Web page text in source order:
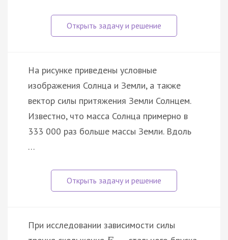
На рисунке приведены условные
изображения Солнца и Земли, а также
вектор силы притяжения Земли Солнцем.
Известно, что масса Солнца примерно в
333 000 раз больше массы Земли. Вдоль
…
При исследовании зависимости силы